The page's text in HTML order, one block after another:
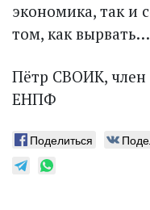
экономика, так и
том, как вырвать…
Пётр СВОИК, член
ЕНПФ
Поделиться